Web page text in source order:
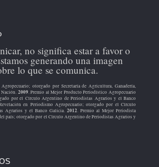
no significa estar a favor o
generando una imagen
lo que se comunica.
otorgado por Secretaría de Agricultura, Ganadería,
Nación. 2009. Premio al Mejor Producto Periodístico Agropecuario
por el Círculo Argentino de Periodistas Agrarios y el Banco
en Periodismo Agropecuario; otorgado por el Círculo
Agrarios y el Banco Galicia. 2012. Premio al Mejor Periodista
país; otorgado por el Círculo Argentino de Periodistas Agrarios y